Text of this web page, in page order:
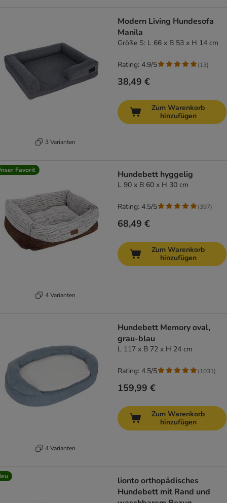
3 Varianten
Modern Living Hundesofa
Manila
Größe S: L 66 x B 53 x H 14 cm
38,49 €
Rating: 4.9/5 (13)
Zum Warenkorb
hinzufügen
Favorit
4 Varianten
Hundebett hyggelig
L 90 x B 60 x H 30 cm
68,49 €
Rating: 4.5/5 (397)
Zum Warenkorb
hinzufügen
4 Varianten
Hundebett Memory oval,
grau-blau
L 117 x B 72 x H 24 cm
159,99 €
Rating: 4.5/5 (1031)
Zum Warenkorb
hinzufügen
lionto orthopädisches
Hundebett mit Rand und